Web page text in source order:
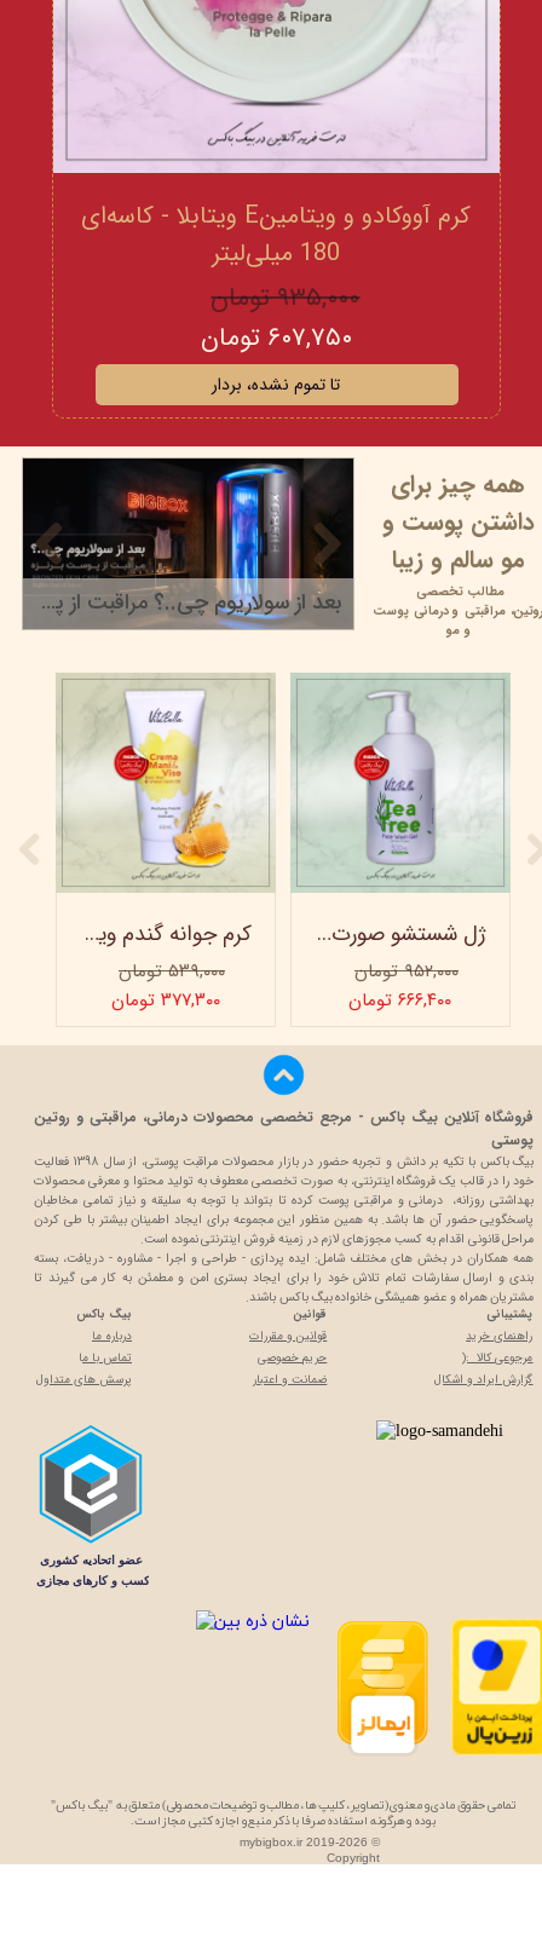
کرم آووکادو و ویتامینE ویتابلا - کاسه‌ای
180 میلی‌لیتر
۹۳۵,۰۰۰ تومان
۶۰۷,۷۵۰ تومان
تا تموم نشده، بردار
بعد از سولاریوم چی..؟ مراقبت از پوست برنزه
همه چیز برای
داشتن پوست و
مو سالم و زیبا
مطالب تخصصی
روتین،مراقبتی ودرمانی پوست
و مو
کرم جوانه گندم ویتابلا - تیوپی 60 میلی‌ لیتر
۵۳۹,۰۰۰ تومان
۳۷۷,۳۰۰ تومان
ژل شستشو صورت ویتابلا - 300 میلی لیتر
۹۵۲,۰۰۰ تومان
۶۶۶,۴۰۰ تومان
پشتیبانی
راهنمای خرید
مرجوعی کالا :(
گزارش ایراد و اشکال
قوانین
قوانین و مقررات
حریم خصوصی
ضمانت و اعتبار
تمامی حقوق مادی و معنوی (تصاویر، کلیپ ها، مطالب و توضیحات محصولی) متعلق به "بیگ باکس"
بوده و هرگونه استفاده صرفا با ذکر منبع و اجازه کتبی مجاز است.
بیگ باکس
درباره ما
تماس با ما
پرسش های متداول
فروشگاه آنلاین بیگ باکس - مرجع تخصصی محصولات درمانی، مراقبتی و روتین
پوستی
بیگ باکس با تکیه بر دانش و تجربه حضور در بازار محصولات مراقبت پوستی، از سال 1398 فعالیت
خود را در قالب یک فروشگاه اینترنتی، به صورت تخصصی معطوف به تولید محتوا و معرفی محصولات
بهداشتی روزانه، درمانی و مراقبتی پوست کرده تا بتواند با توجه به سلیقه و نیاز تمامی مخاطبان
پاسخگویی حضور آن ها باشد. به همین منظور این مجموعه برای ایجاد اطمینان بیشتر با طی کردن
مراحل قانونی اقدام به کسب مجوزهای لازم در زمینه فروش اینترنتی نموده است.
همه همکاران در بخش های مختلف شامل: ایده پردازی - طراحی و اجرا - مشاوره - دریافت، بسته
بندی و ارسال سفارشات تمام تلاش خود را برای ایجاد بستری امن و مطمئن به کار می گیرند تا
مشتریان همراه و عضو همیشگی خانواده بیگ باکس باشند.
mybigbox.ir 2019-2026 ©
Copyright